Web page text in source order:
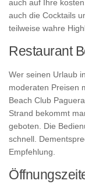
auch auf Ihre
auch die Cocktails
teilweise wahre
Restaurant
Wer seinen Urlaub
moderaten Preisen
Beach Club
Strand bekommt
geboten. Die
schnell.
Empfehlung.